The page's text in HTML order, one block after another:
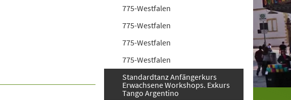
775-Westfalen
775-Westfalen
775-Westfalen
775-Westfalen
Standardtanz Anfängerkurs
Erwachsene Workshops. Exkurs
Tango Argentino